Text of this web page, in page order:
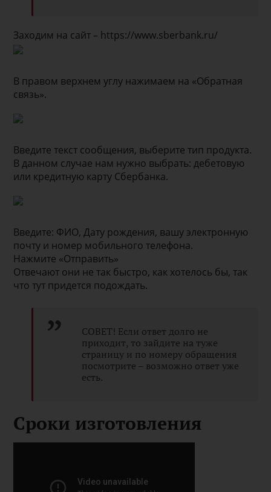
Заходим на сайт – https://www.sberbank.ru/
В правом верхнем углу нажимаем на «Обратная
связь».
Введите текст сообщения, выберите тип продукта.
В данном случае нам нужно выбрать: дебетовую
или кредитную карту Сбербанка.
Введите: ФИО, Дату рождения, вашу электронную
почту и номер мобильного телефона.
Нажмите «Отправить»
Отвечают они не так быстро, как хотелось бы, так
что тут придется подождать.
СОВЕТ! Если ответ долго не
приходит, то зайдите на туже
страницу и по номеру обращения
посмотрите – возможно ответ уже
есть.
Сроки изготовления